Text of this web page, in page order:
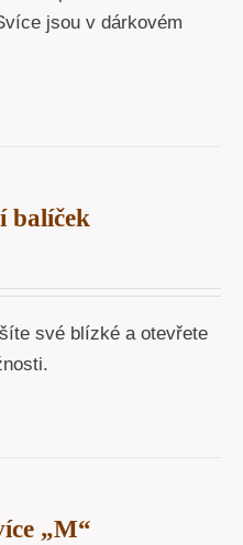
jsou v dárkovém
balíček
své blízké a otevřete
„M“